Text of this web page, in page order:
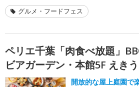
グルメ・フードフェス
ペリエ千葉「肉食べ放題」
ビアガーデン・本館5F えき
開放的な屋上庭園で